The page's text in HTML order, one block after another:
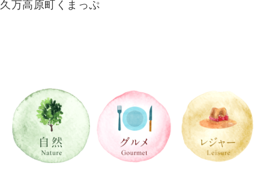
久万高原町くまっぷ